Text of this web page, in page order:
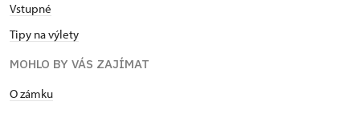
Vstupné
Tipy na výlety
MOHLO BY VÁS ZAJÍMAT
O zámku